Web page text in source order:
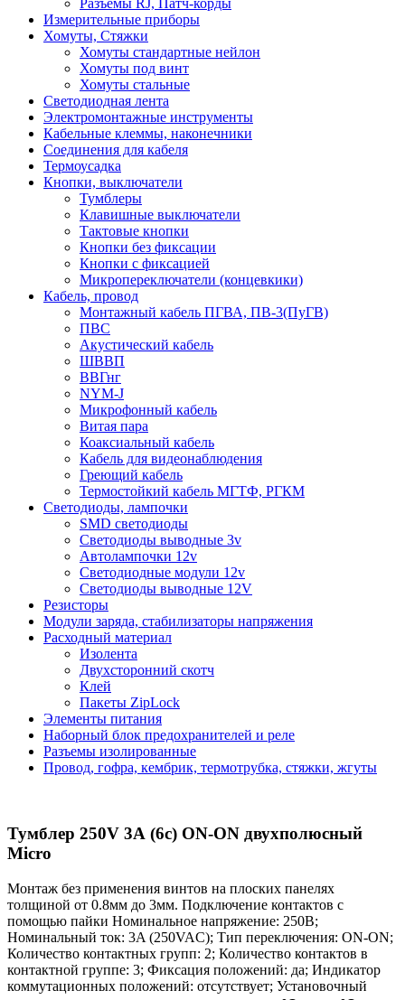
Разъемы RJ, Патч-корды
Измерительные приборы
Хомуты, Стяжки
Хомуты стандартные нейлон
Хомуты под винт
Хомуты стальные
Светодиодная лента
Электромонтажные инструменты
Кабельные клеммы, наконечники
Соединения для кабеля
Термоусадка
Кнопки, выключатели
Тумблеры
Клавишные выключатели
Тактовые кнопки
Кнопки без фиксации
Кнопки с фиксацией
Микропереключатели (концевкики)
Кабель, провод
Монтажный кабель ПГВА, ПВ-3(ПуГВ)
ПВС
Акустический кабель
ШВВП
ВВГнг
NYM-J
Микрофонный кабель
Витая пара
Коаксиальный кабель
Кабель для видеонаблюдения
Греющий кабель
Термостойкий кабель МГТФ, РГКМ
Светодиоды, лампочки
SMD светодиоды
Светодиоды выводные 3v
Автолампочки 12v
Светодиодные модули 12v
Светодиоды выводные 12V
Резисторы
Модули заряда, стабилизаторы напряжения
Расходный материал
Изолента
Двухсторонний скотч
Клей
Пакеты ZipLock
Элементы питания
Наборный блок предохранителей и реле
Разъемы изолированные
Провод, гофра, кембрик, термотрубка, стяжки, жгуты
Тумблер 250V 3А (6c) ON-ON двухполюсный
Micro
Монтаж без применения винтов на плоских панелях
толщиной от 0.8мм до 3мм. Подключение контактов с
помощью пайки Номинальное напряжение: 250В;
Номинальный ток: 3A (250VAC); Тип переключения: ON-ON;
Количество контактных групп: 2; Количество контактов в
контактной группе: 3; Фиксация положений: да; Индикатор
коммутационных положений: отсутствует; Установочный